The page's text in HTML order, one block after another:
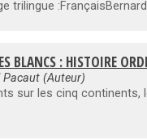
BLANCS : HISTOIRE
Pacaut (Auteur)